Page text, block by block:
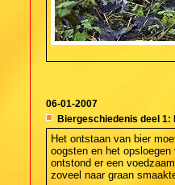
06-01-2007
Biergeschiedenis deel 1:
Het ontstaan van bier
oogsten en het
ontstond er een
zoveel naar graan